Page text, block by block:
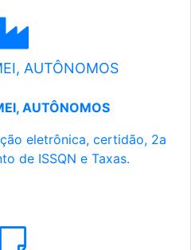
AUTÔNOMOS
AUTÔNOMOS
eletrônica, certidão, 2a
de ISSQN e Taxas.